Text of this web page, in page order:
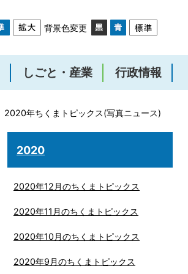
背景色変更
しごと・産業 行政情報
2020年ちくまトピックス(写真ニュース)
2020
2020年12月のちくまトピックス
2020年11月のちくまトピックス
2020年10月のちくまトピックス
2020年9月のちくまトピックス